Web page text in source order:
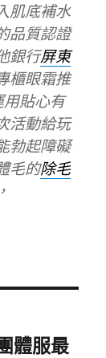
肌底補水
品質認證
銀行屏東
櫃眼霜推
用貼心有
活動給玩
勃起障礙
毛的除毛
體服最